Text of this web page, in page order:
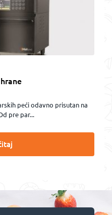
peći odavno prisutan na
pre par...